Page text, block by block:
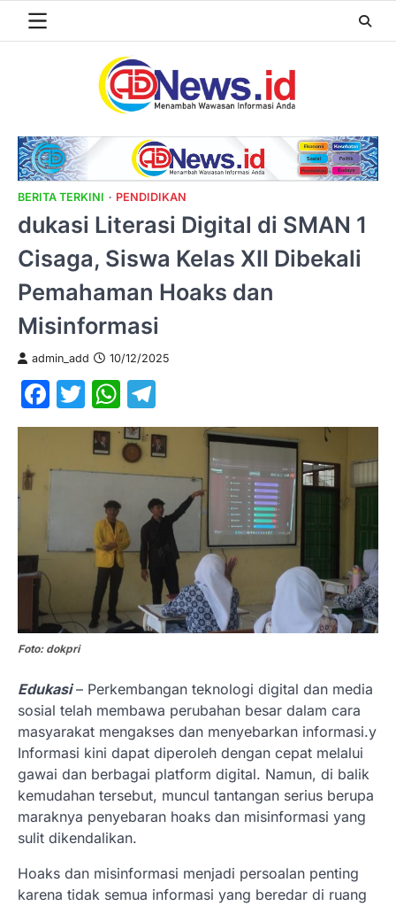
BERITA TERKINI PENDIDIKAN
dukasi Literasi Digital di SMAN 1
Cisaga, Siswa Kelas XII Dibekali
Pemahaman Hoaks dan
Misinformasi
admin_add 10/12/2025
Facebook
TwitterWhatsApp
Foto: dokpri
Edukasi– Perkembangan teknologi digital dan media
sosial telah membawa perubahan besar dalam cara
masyarakat mengakses dan menyebarkan informasi.y
Informasi kini dapat diperoleh dengan cepat melalui
gawai dan berbagai platform digital. Namun, di balik
kemudahan tersebut, muncul tantangan serius berupa
maraknya penyebaran hoaks dan misinformasi yang
sulit dikendalikan.
Hoaks dan misinformasi menjadi persoalan penting
karena tidak semua informasi yang beredar di ruang